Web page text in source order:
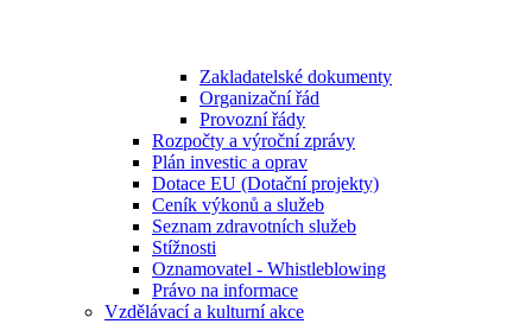
Zakladatelské dokumenty
Organizační řád
Provozní řády
Rozpočty a výroční zprávy
Plán investic a oprav
Dotace EU (Dotační projekty)
Ceník výkonů a služeb
Seznam zdravotních služeb
Stížnosti
Oznamovatel - Whistleblowing
Právo na informace
Vzdělávací a kulturní akce